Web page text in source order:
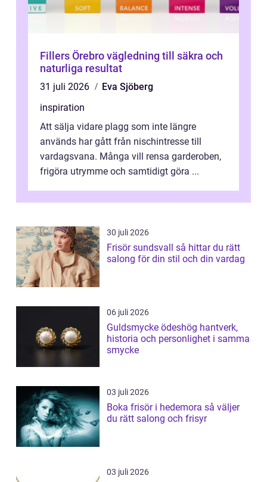
Fillers Örebro vägledning till säkra och
naturliga resultat
31 juli 2026
Eva Sjöberg
inspiration
Att sälja vidare plagg som inte längre
används har gått från nischintresse till
vardagsvana. Många vill rensa garderoben,
frigöra utrymme och samtidigt göra ...
30 juli 2026
Frisör sundsvall så hittar du rätt
salong för din stil och din vardag
06 juli 2026
Guldsmycke ödeshög hantverk,
historia och personlighet i samma
smycke
03 juli 2026
Boka frisör i hedemora så väljer
du rätt salong och frisyr
03 juli 2026